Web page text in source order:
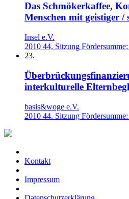
Das Schmökerkaffee,
Menschen mit geistiger /
Insel e.V.
2010 44. Sitzung
23.
interkulturelle
basis&woge e.V.
2010 44. Sitzung
Kontakt
Impressum